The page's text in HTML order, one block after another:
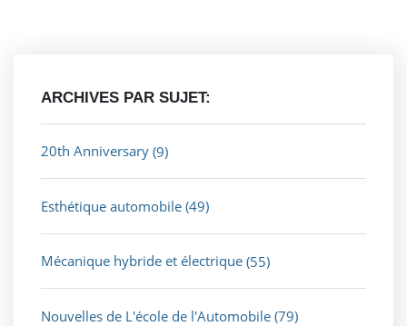
ARCHIVES PAR SUJET:
20th Anniversary (9)
Esthétique automobile (49)
Mécanique hybride et électrique (55)
Nouvelles de L'école de l'Automobile (79)